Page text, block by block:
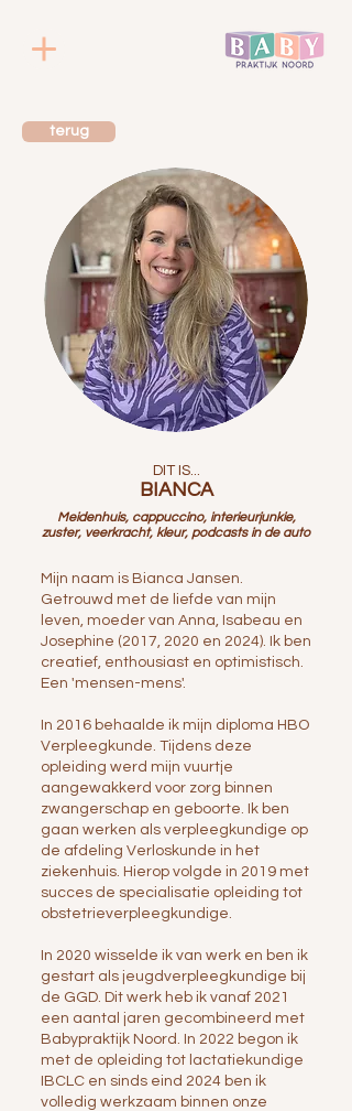
terug
DIT IS...
BIANCA
Meidenhuis, cappuccino, interieurjunkie,
zuster, veerkracht, kleur, podcasts in de auto
Mijn naam is Bianca Jansen.
Getrouwd met de liefde van mijn
leven, moeder van Anna, Isabeau en
Josephine (2017, 2020 en 2024). Ik ben
creatief, enthousiast en optimistisch.
Een 'mensen-mens'.
In 2016 behaalde ik mijn diploma HBO
Verpleegkunde. Tijdens deze
opleiding werd mijn vuurtje
aangewakkerd voor zorg binnen
zwangerschap en geboorte. Ik ben
gaan werken als verpleegkundige op
de afdeling Verloskunde in het
ziekenhuis. Hierop volgde in 2019 met
succes de specialisatie opleiding tot
obstetrieverpleegkundige.
In 2020 wisselde ik van werk en ben ik
gestart als jeugdverpleegkundige bij
de GGD. Dit werk heb ik vanaf 2021
een aantal jaren gecombineerd met
Babypraktijk Noord. In 2022 begon ik
met de opleiding tot lactatiekundige
IBCLC en sinds eind 2024 ben ik
volledig werkzaam binnen onze